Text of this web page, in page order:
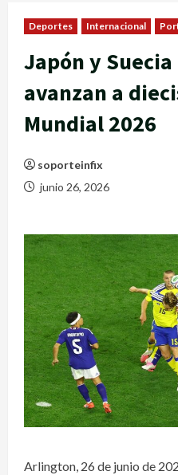
Deportes Internacional
Japón y
avanzan a
Mundial 2026
soporteinfix
junio 26, 2026
Arlington, 26 de junio de